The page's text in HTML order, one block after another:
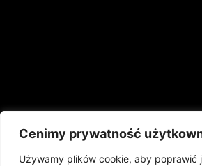
Cenimy prywatność
Używamy plików cookie, aby poprawić
HOME O NAS PRODUKTY